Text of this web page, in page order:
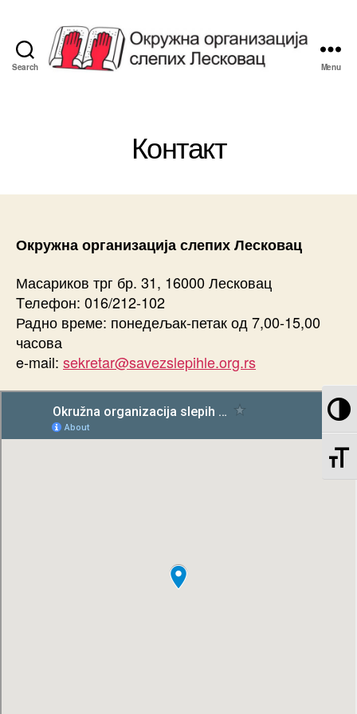
Search Menu
Контакт
Окружна организација слепих Лесковац
Масариков трг бр. 31, 16000 Лесковац
Tелефон: 016/212-102
Радно време: понедељак-петак од 7,00-15,00
часова
e-mail: sekretar@savezslepihle.org.rs